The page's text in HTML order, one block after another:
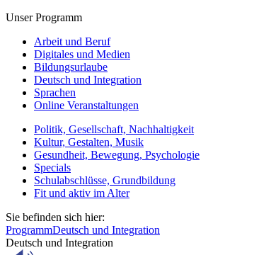
Unser Programm
Arbeit und Beruf
Digitales und Medien
Bildungsurlaube
Deutsch und Integration
Sprachen
Online Veranstaltungen
Politik, Gesellschaft, Nachhaltigkeit
Kultur, Gestalten, Musik
Gesundheit, Bewegung, Psychologie
Specials
Schulabschlüsse, Grundbildung
Fit und aktiv im Alter
Sie befinden sich hier:
ProgrammDeutsch und Integration
Deutsch und Integration